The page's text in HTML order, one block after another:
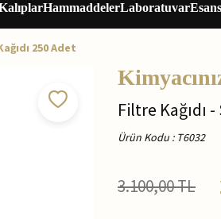
HammaddelerLaboratuvar
250 Adet
Filtre Kağıdı
Ürün Kodu : T6032
3.100,00TL